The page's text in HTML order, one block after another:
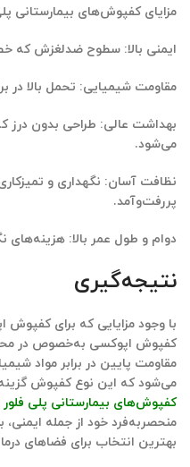
مزایای کفپوش‌های بیمارستانی
ایمنی بالا: سطوح ضدلغزش که
مقاومت شیمیایی: تحمل بالا در
بهداشت عالی: طراحی بدون درز
می‌شود.
نظافت آسان: نگهداری و
پررفت‌وآمد.
دوام و طول عمر بالا: هزینه‌های
نتیجه‌گیری
با وجود مزایایی که برای
کفپوش اپوکسی به‌خصوص در
مقاومت پایین در برابر مواد
می‌شود که این نوع کفپوش
کفپوش‌های بیمارستانی پلی فلور
منحصر‌به‌فرد خود از جمله ایمنی،
بهترین انتخاب برای فضاهای